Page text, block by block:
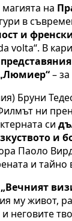
на
в
и
volta“. В
–
Бруни
ни
си
и
Паоло
и
„Вечният
му живот,
неговите